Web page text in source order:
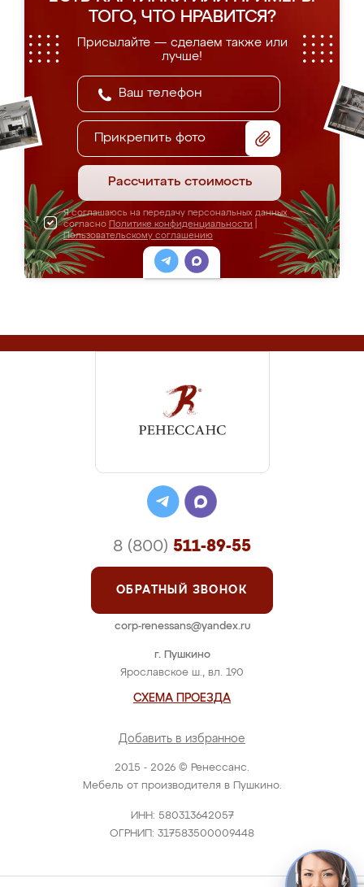
ТОГО, ЧТО НРАВИТСЯ?
Присылайте — сделаем также или
лучше!
Прикрепить фото
Рассчитать стоимость
Я соглашаюсь на передачу персональных данных
согласно Политике конфиденциальности
Пользовательскому соглашению
2015 - 2026 © Ренессанс.
Мебель от производителя в Пушкино.
ИНН: 580313642057
ОГРНИП: 317583500009448
г. Пушкино
Ярославское ш., вл. 190
СХЕМА ПРОЕЗДА
Добавить в избранное
8 (800) 511-89-55
ОБРАТНЫЙ ЗВОНОК
corp-renessans@yandex.ru